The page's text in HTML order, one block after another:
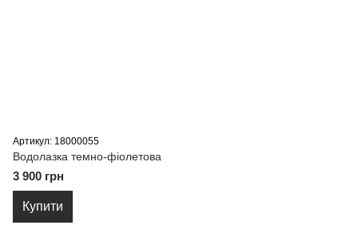
Артикул: 18000055
Водолазка темно-фіолетова
3 900 грн
Купити